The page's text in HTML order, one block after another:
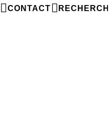
CONTACT
RECHERCHE